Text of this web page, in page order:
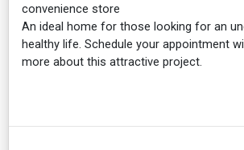
convenience store
An ideal home for those looking for an
healthy life. Schedule your appointment
more about this attractive project.